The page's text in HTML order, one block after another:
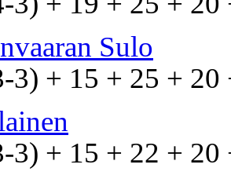
Sulo
3) + 15 + 25 +
3) + 15 + 22 +